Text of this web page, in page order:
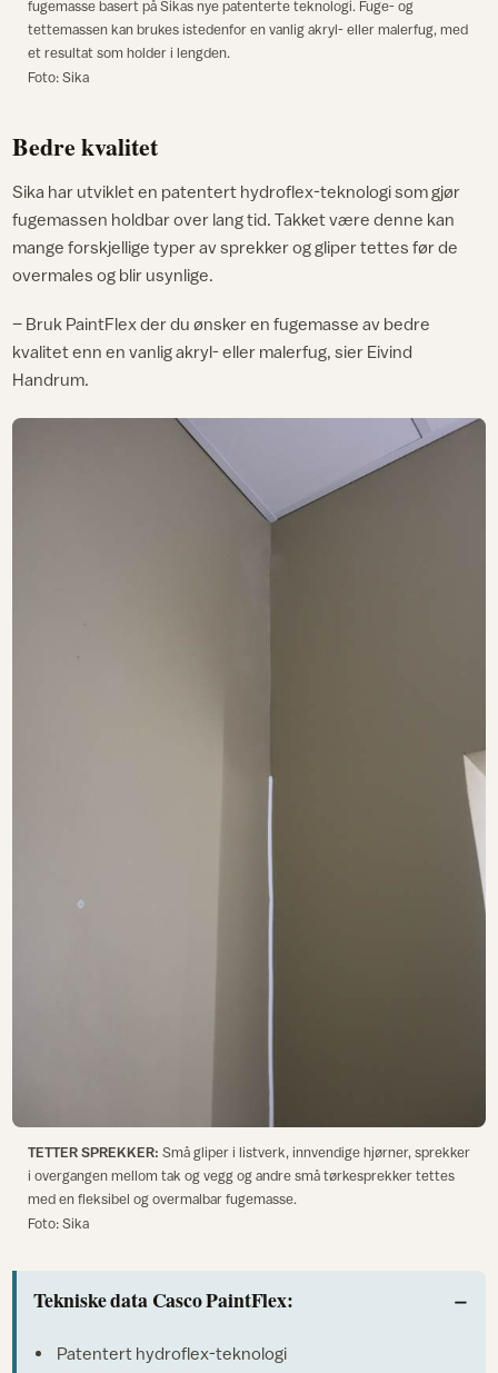
fugemasse basert på Sikas nye patenterte teknologi. Fuge- og
tettemassen kan brukes istedenfor en vanlig akryl- eller malerfug, med
et resultat som holder i lengden.
Foto: Sika
Bedre kvalitet
Sika har utviklet en patentert hydroflex-teknologi som gjør
fugemassen holdbar over lang tid. Takket være denne kan
mange forskjellige typer av sprekker og gliper tettes før de
overmales og blir usynlige.
– Bruk PaintFlex der du ønsker en fugemasse av bedre
kvalitet enn en vanlig akryl- eller malerfug, sier Eivind
Handrum.
TETTER SPREKKER: Små gliper i listverk, innvendige hjørner, sprekker
i overgangen mellom tak og vegg og andre små tørkesprekker tettes
med en fleksibel og overmalbar fugemasse.
Foto: Sika
Tekniske data Casco PaintFlex:
Patentert hydroflex-teknologi